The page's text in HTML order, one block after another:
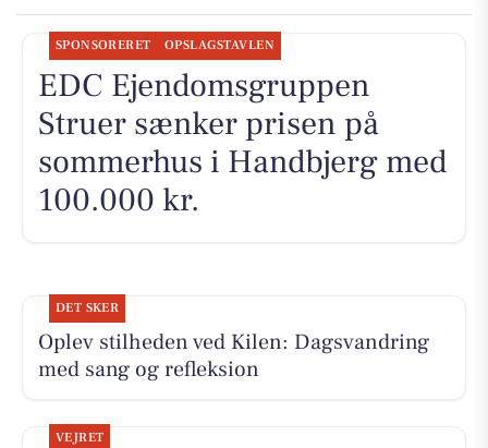
SPONSORERET OPSLAGSTAVLEN
EDC Ejen­doms­grup­pen
Struer sænker prisen på
sommerhus i Handbjerg med
100.000 kr.
DET SKER
Oplev stilheden ved Kilen: Dagsvandring
med sang og refleksion
VEJRET